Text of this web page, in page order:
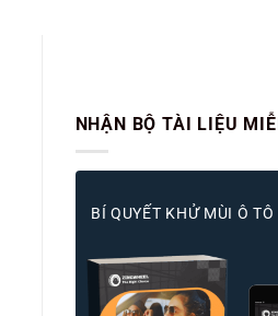
NHẬN BỘ TÀI LIỆU
BÍ QUYẾT KHỬ MÙI Ô TÔ